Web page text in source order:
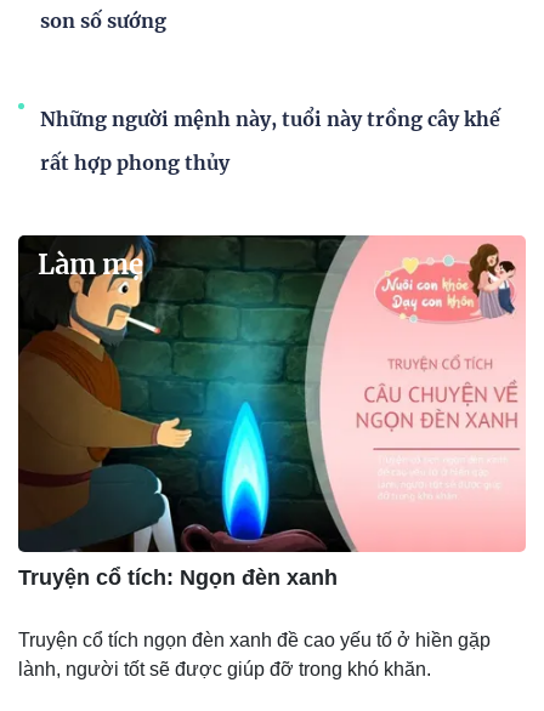
son số sướng
Những người mệnh này, tuổi này trồng cây khế
rất hợp phong thủy
Làm mẹ
Truyện cổ tích: Ngọn đèn xanh
Truyện cổ tích ngọn đèn xanh đề cao yếu tố ở hiền gặp
lành, người tốt sẽ được giúp đỡ trong khó khăn.